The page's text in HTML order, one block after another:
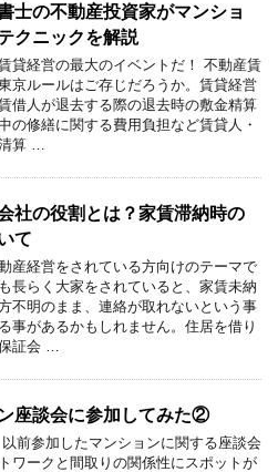
士の不動産投資家がマンショ
クニックを解説
貸経営の最大のイベントだ！ 不動産賃
京ルールはご存じだろうか。賃貸経営
借人が退去する際の退去時の敷金精算
の修繕に関する費用負担など賃貸人・
算 …
社の役割とは？家賃滞納時の
て
産経営をされている方向けのテーマで
長らく大家をされていると、家賃未納
不明のまま、連絡が取れないという事
事があるかもしれません。住居を借り
証会 …
座談会に参加してみた②
前参加したマンションに関する座談会
ワークと間取りの関係性にスポットが